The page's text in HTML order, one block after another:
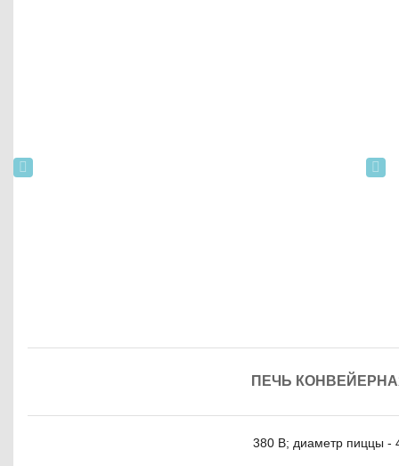
ПЕЧЬ
380 В; диаметр пиццы -